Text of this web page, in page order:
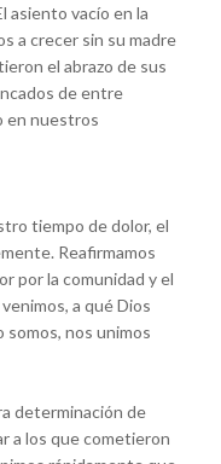
asiento vacío en la
a crecer sin su madre
el abrazo de sus
de entre
en nuestros
tiempo de dolor, el
Reafirmamos
por la comunidad y el
a qué Dios
somos, nos unimos
determinación de
a los que cometieron